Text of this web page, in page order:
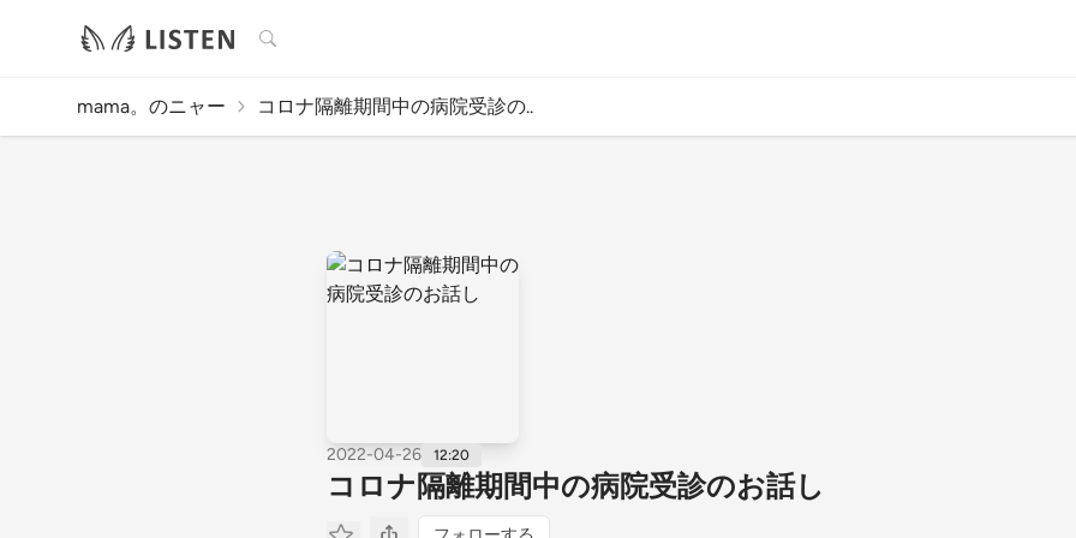
検索
mama。のニャー コロナ隔離期間中の病院受診の..
2022-04-26 12:20
コロナ隔離期間中の病院受診のお話し